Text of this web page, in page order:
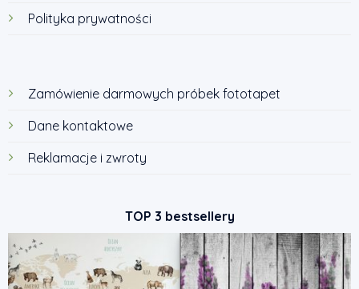
Polityka prywatności
Zamówienie darmowych próbek fototapet
Dane kontaktowe
Reklamacje i zwroty
TOP 3 bestsellery